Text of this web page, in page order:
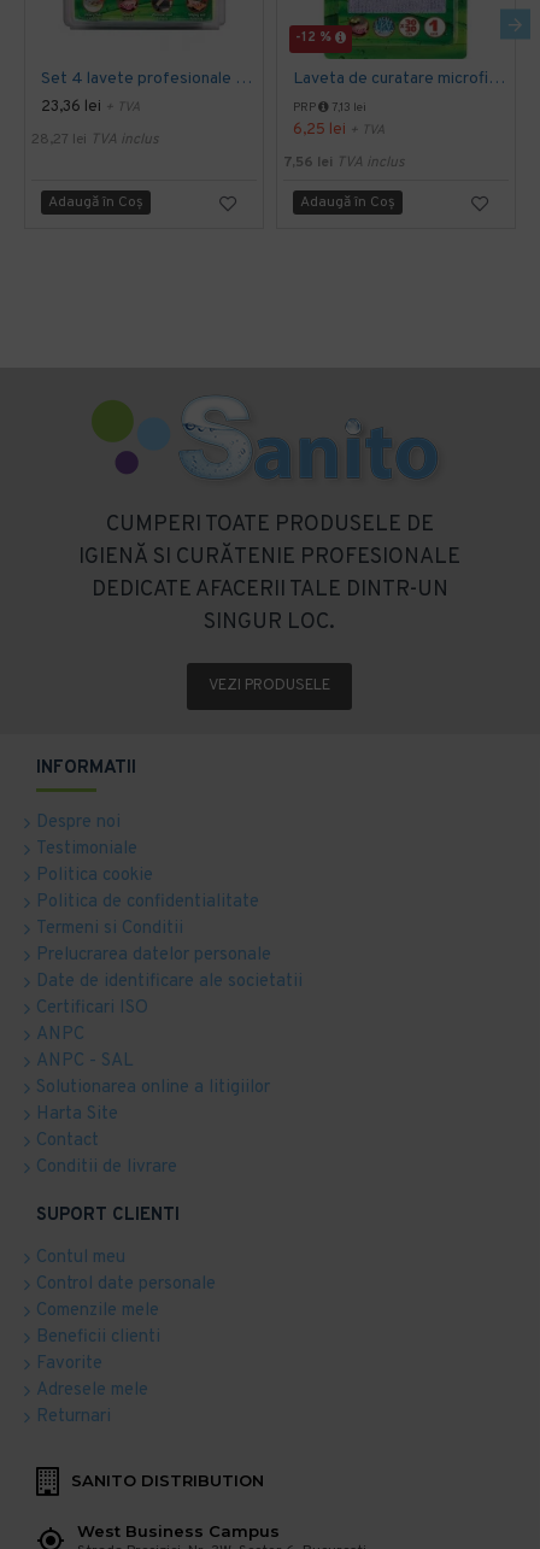
Set 4 lavete profesionale din microfibre Sano Sushi
23,36 lei + TVA
28,27 lei TVA inclus
Adaugă în Coş
-12 %
Laveta de curatare microfibra 30 x 30 cm, Sano Sushi
PRP 7,13 lei
6,25 lei + TVA
7,56 lei TVA inclus
Adaugă în Coş
CUMPERI TOATE PRODUSELE DE
IGIENĂ SI CURĂTENIE PROFESIONALE
DEDICATE AFACERII TALE DINTR-UN
SINGUR LOC.
VEZI PRODUSELE
INFORMATII
Despre noi
Testimoniale
Politica cookie
Politica de confidentialitate
Termeni si Conditii
Prelucrarea datelor personale
Date de identificare ale societatii
Certificari ISO
ANPC
ANPC - SAL
Solutionarea online a litigiilor
Harta Site
Contact
Conditii de livrare
SUPORT CLIENTI
Contul meu
Control date personale
Comenzile mele
Beneficii clienti
Favorite
Adresele mele
Returnari
SANITO DISTRIBUTION
West Business Campus